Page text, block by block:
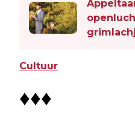
Cultuur
♦♦♦